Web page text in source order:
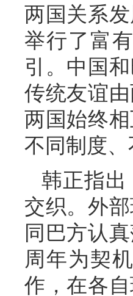
两国关系
举行了富
引。中国
传统友谊
两国始终
不同制度
韩正指出
交织。外
同巴方认
周年为契
作，在各